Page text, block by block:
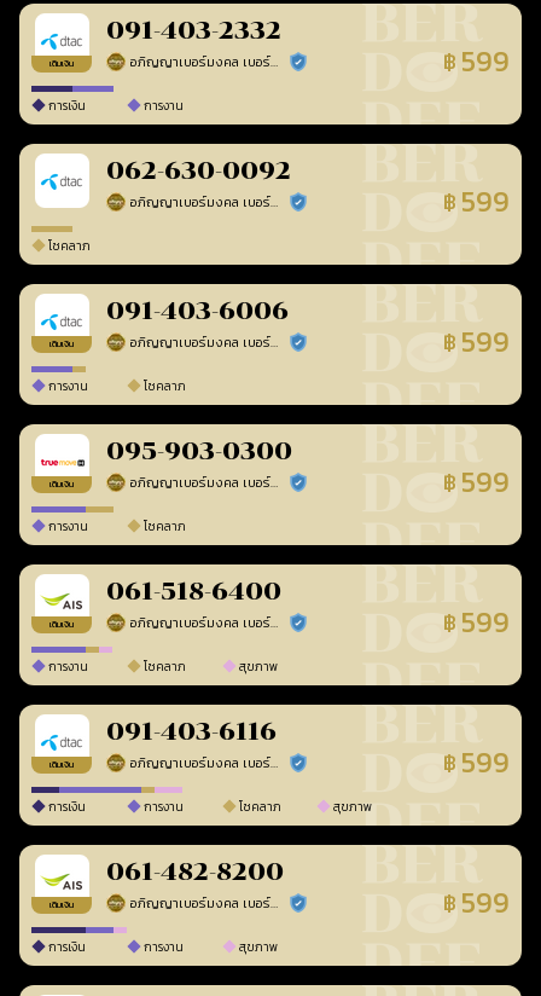
เติมเงิน
091-403-2332
อภิญญาเบอร์มงคล เบอร์สวยเลขศาสตร์ ร้านยืนยันแล้ว ฿ 599
การเงิน การงาน
062-630-0092
อภิญญาเบอร์มงคล เบอร์สวยเลขศาสตร์ ร้านยืนยันแล้ว ฿ 599
โชคลาภ
เติมเงิน
091-403-6006
อภิญญาเบอร์มงคล เบอร์สวยเลขศาสตร์ ร้านยืนยันแล้ว ฿ 599
การงาน โชคลาภ
เติมเงิน
095-903-0300
อภิญญาเบอร์มงคล เบอร์สวยเลขศาสตร์ ร้านยืนยันแล้ว ฿ 599
การงาน โชคลาภ
เติมเงิน
061-518-6400
อภิญญาเบอร์มงคล เบอร์สวยเลขศาสตร์ ร้านยืนยันแล้ว ฿ 599
การงาน โชคลาภ สุขภาพ
เติมเงิน
091-403-6116
อภิญญาเบอร์มงคล เบอร์สวยเลขศาสตร์ ร้านยืนยันแล้ว ฿ 599
การเงิน การงาน โชคลาภ สุขภาพ
เติมเงิน
061-482-8200
อภิญญาเบอร์มงคล เบอร์สวยเลขศาสตร์ ร้านยืนยันแล้ว ฿ 599
การเงิน การงาน สุขภาพ